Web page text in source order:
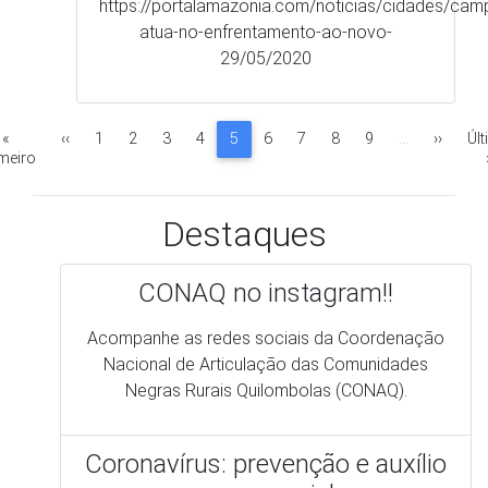
CONAQ no instagram!!
Acompanhe as redes sociais da Coordenação
Nacional de Articulação das Comunidades
Negras Rurais Quilombolas (CONAQ).
Coronavírus: prevenção e auxílio
emergencial
Com a pandemia no Brasil, a renda básica
emergencial foi criada para ajudar as pessoas
que estão passando por dificuldades
financeiras nesse período de isolamento social.
para conseguir acessar o benefício e por isso
fizemos esse comunicado para auxiliar a todos